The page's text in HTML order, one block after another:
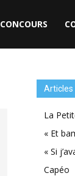
CONCOURS
Articles
La
« Et
« Si
Capéo